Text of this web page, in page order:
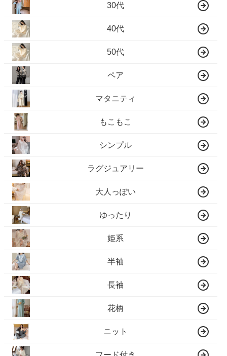
30代
40代
50代
ペア
マタニティ
もこもこ
シンプル
ラグジュアリー
大人っぽい
ゆったり
姫系
半袖
長袖
花柄
ニット